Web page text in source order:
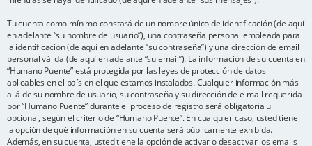
Tu cuenta como mínimo constará de un nombre único de identificación (de aquí
en adelante “su nombre de usuario”), una contraseña personal empleada para
la identificación (de aquí en adelante “su contraseña”) y una dirección de email
personal válida (de aquí en adelante “su email”). La información de su cuenta en
“Humano Puente” está protegida por las leyes de protección de datos
aplicables en el país en el que estamos instalados. Cualquier información más
allá de su nombre de usuario, su contraseña y su dirección de e-mail requerida
por “Humano Puente” durante el proceso de registro será obligatoria u
opcional, según el criterio de “Humano Puente”. En cualquier caso, usted tiene
la opción de qué información en su cuenta será públicamente exhibida.
Además, en su cuenta, usted tiene la opción de activar o desactivar los emails